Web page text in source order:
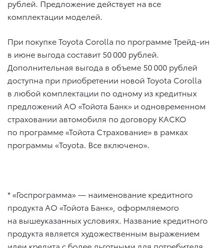
рублей. Предложение действует на все
комплектации моделей.
При покупке Toyota Corolla по программе Трейд-ин
в июне выгода составит 50 000 рублей.
Дополнительная выгода в объеме 50 000 рублей
доступна при приобретении новой Toyota Corolla
в любой комплектации по одному из кредитных
предложений АО «Тойота Банк» и одновременном
страховании автомобиля по договору КАСКО
по программе «Тойота Страхование» в рамках
программы «Toyota. Все включено».
* «Госпрограмма» — наименование кредитного
продукта АО «Тойота Банк», оформляемого
на вышеуказанных условиях. Название кредитного
продукта является художественным выражением
идеи кредита с более льготными для потребителя,